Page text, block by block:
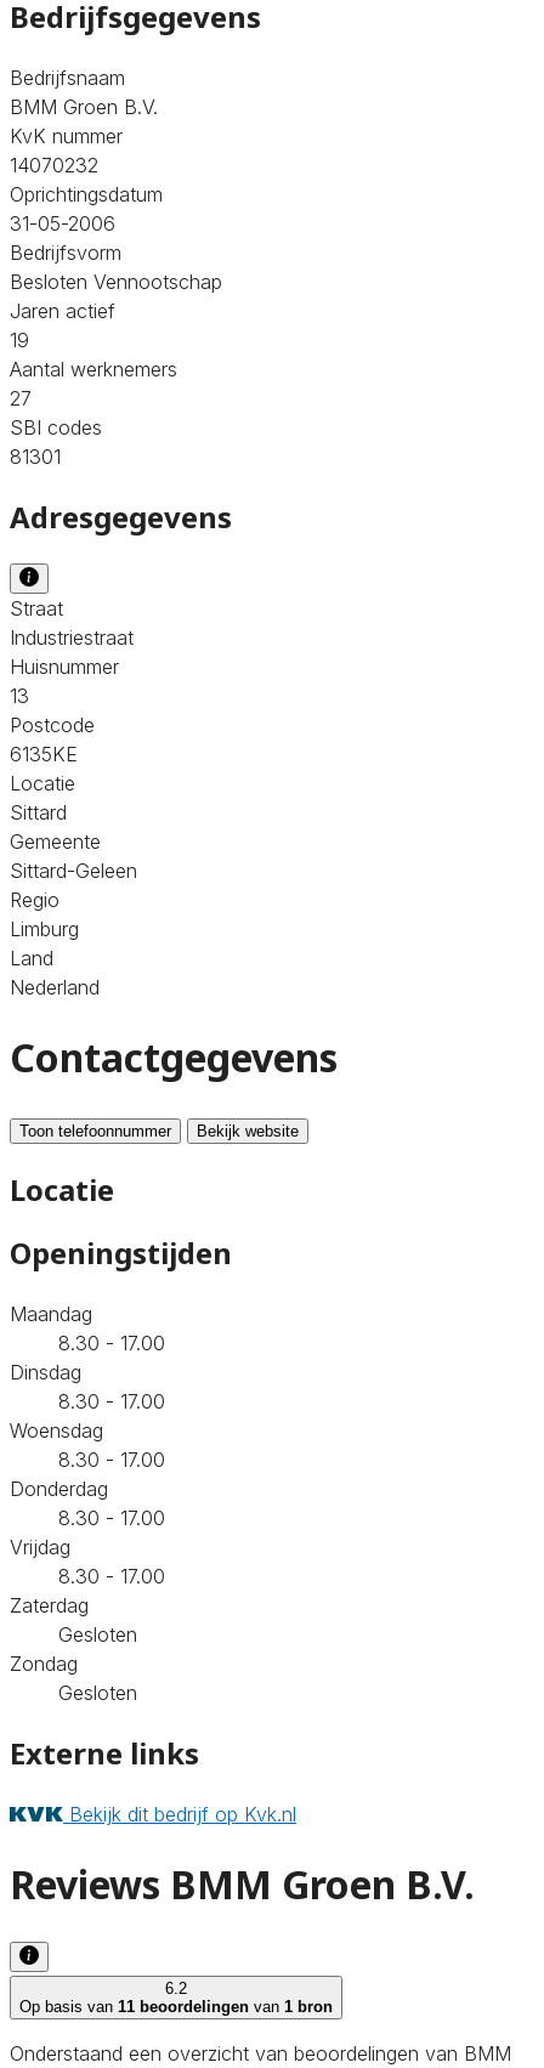
Bedrijfsgegevens
Bedrijfsnaam
BMM Groen B.V.
KvK nummer
14070232
Oprichtingsdatum
31-05-2006
Bedrijfsvorm
Besloten Vennootschap
Jaren actief
19
Aantal werknemers
27
SBI codes
81301
Adresgegevens
Straat
Industriestraat
Huisnummer
13
Postcode
6135KE
Locatie
Sittard
Gemeente
Sittard-Geleen
Regio
Limburg
Land
Nederland
Contactgegevens
Toon telefoonnummer Bekijk website
Locatie
Openingstijden
Maandag
8.30 - 17.00
Dinsdag
8.30 - 17.00
Woensdag
8.30 - 17.00
Donderdag
8.30 - 17.00
Vrijdag
8.30 - 17.00
Zaterdag
Gesloten
Zondag
Gesloten
Externe links
Bekijk dit bedrijf op Kvk.nl
Reviews BMM Groen B.V.
6.2
Op basis van 11 beoordelingen van 1 bron
Onderstaand een overzicht van beoordelingen van BMM